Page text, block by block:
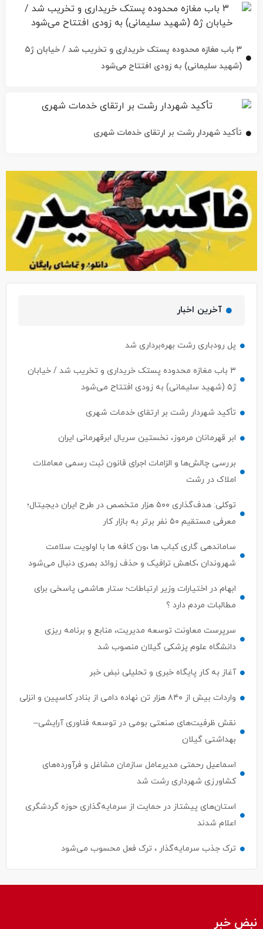
۳ باب مغازه محدوده پستک خریداری و تخریب شد / خیابان ژ۵
(شهید سلیمانی) به زودی افتتاح می‌شود
تأکید شهردار رشت بر ارتقای خدمات شهری
آخرین اخبار
پل رودباری رشت بهره‌برداری شد
۳ باب مغازه محدوده پستک خریداری و تخریب شد / خیابان
ژ۵ (شهید سلیمانی) به زودی افتتاح می‌شود
تأکید شهردار رشت بر ارتقای خدمات شهری
ابر قهرمانان مرموز، نخستین سریال ابرقهرمانی ایران
بررسی چالش‌ها و الزامات اجرای قانون ثبت رسمی معاملات
املاک در رشت
توکلی: هدف‌گذاری ۵۰۰ هزار متخصص در طرح ایران دیجیتال؛
معرفی مستقیم ۵۰ نفر برتر به بازار کار
ساماندهی گاری کباب ها ،ون کافه ها با اولویت سلامت
شهروندان ،کاهش ترافیک و حذف زوائد بصری دنبال می‌شود
ابهام در اختیارات وزیر ارتباطات؛ ستار هاشمی پاسخی برای
مطالبات مردم دارد ؟
سرپرست معاونت توسعه مدیریت، منابع و برنامه ریزی
دانشگاه علوم پزشکی گیلان منصوب شد
آغاز به کار پایگاه خبری و تحلیلی نبض خبر
واردات بیش از ۸۴۰ هزار تن نهاده دامی از بنادر كاسپین و انزلی
نقش ظرفیت‌های صنعتی بومی در توسعه فناوری آرایشی–
بهداشتی گیلان
اسماعیل رحمتی مدیرعامل سازمان مشاغل و فرآورده‌های
کشاورزی شهرداری رشت شد
استان‌های پیشتاز در حمایت از سرمایه‌گذاری حوزه گردشگری
اعلام شدند
ترک جذب سرمایه‌گذار ، ترک فعل محسوب می‌شود
نبض خبر